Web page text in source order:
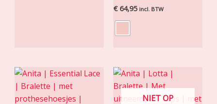
€ 64,95 incl. BTW
NIET OP